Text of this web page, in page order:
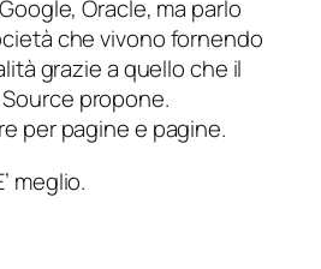
Oracle, ma parlo
che vivono fornendo
grazie a quello che il
propone.
per pagine e pagine.
meglio.